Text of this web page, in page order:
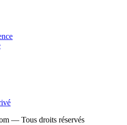
— Tous droits réservés